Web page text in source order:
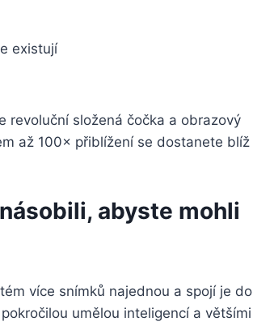
existují
revoluční složená čočka a obrazový
až 100× přiblížení se dostanete blíž
abyste mohli
více snímků najednou a spojí je do
umělou inteligencí a většími